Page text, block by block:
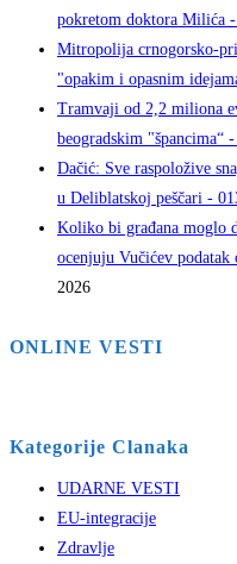
pokretom doktora Milića -
Mitropolija crnogorsko-
"opakim i opasnim
Tramvaji od 2,2 miliona
beogradskim "špancima“ -
Dačić: Sve raspoložive
u Deliblatskoj peščari -
Koliko bi građana moglo
ocenjuju Vučićev
2026
ONLINE VESTI
Kategorije Clanaka
UDARNE VESTI
EU-integracije
Zdravlje